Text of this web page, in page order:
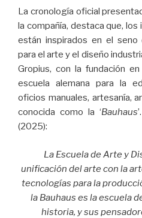
La cronología oficial
la compañía, destaca que, los
están inspirados en el
para el arte y el diseño
Gropius, con la fundación
escuela alemana para la
oficios manuales, artesanía,
conocida como la ‘Bauhaus
(2025):
La Escuela de Arte y
unificación del arte con la
tecnologías para la
la Bauhaus es la escuela
historia, y sus